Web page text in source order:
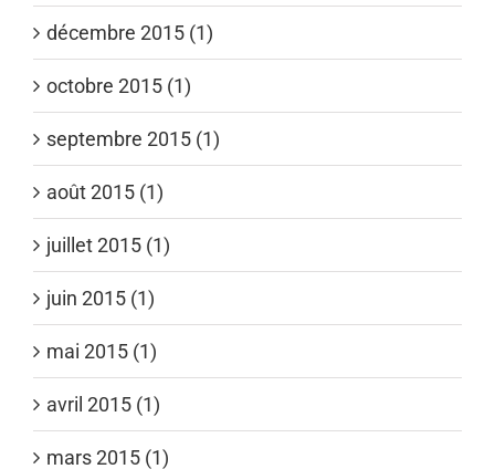
décembre 2015 (1)
octobre 2015 (1)
septembre 2015 (1)
août 2015 (1)
juillet 2015 (1)
juin 2015 (1)
mai 2015 (1)
avril 2015 (1)
mars 2015 (1)